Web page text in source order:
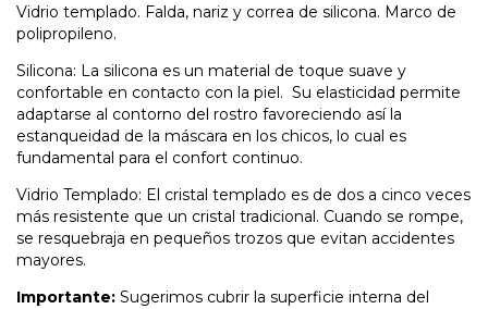
Vidrio templado. Falda, nariz y correa de silicona. Marco de
polipropileno.
Silicona: La silicona es un material de toque suave y
confortable en contacto con la piel. Su elasticidad permite
adaptarse al contorno del rostro favoreciendo así la
estanqueidad de la máscara en los chicos, lo cual es
fundamental para el confort continuo.
Vidrio Templado: El cristal templado es de dos a cinco veces
más resistente que un cristal tradicional. Cuando se rompe,
se resquebraja en pequeños trozos que evitan accidentes
mayores.
Importante: Sugerimos cubrir la superficie interna del